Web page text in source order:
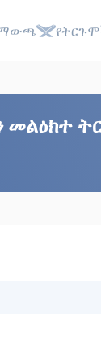
መልዕክተ